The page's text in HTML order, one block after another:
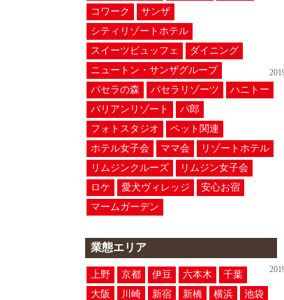
コワーク
サンザ
シティリゾートホテル
スイーツビュッフェ
ダイニング
ニュートン・サンザグループ
パセラの森
パセラリゾーツ
ハニトー
バリアンリゾート
パ郎
フォトスタジオ
ペット関連
ホテル女子会
ママ会
リゾートホテル
リムジンクルーズ
リムジン女子会
ロケ
愛犬ヴィレッジ
安心お宿
マームガーデン
業態エリア
上野 京都 伊豆 六本木
千葉
大阪
川崎 新宿 新橋 横浜
池袋